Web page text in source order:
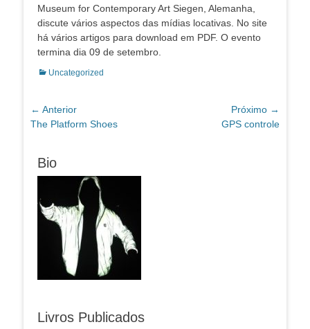
Museum for Contemporary Art Siegen, Alemanha,
discute vários aspectos das mídias locativas. No site
há vários artigos para download em PDF. O evento
termina dia 09 de setembro.
Categorias:
Uncategorized
Navegação
de
← Anterior
Post
The Platform Shoes
Próximo →
GPS controle
Bio
Livros Publicados